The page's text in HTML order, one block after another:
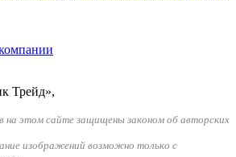
Трейд»,
на этом сайте защищены законом об авторских
изображений возможно только с